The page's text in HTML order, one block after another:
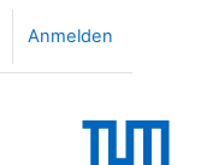
Anmelden